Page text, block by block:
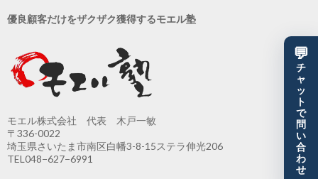
優良顧客だけをザクザク獲得するモエル塾
モエル株式会社 代表 木戸一敏
〒336-0022
埼玉県さいたま市南区白幡3-8-15ステラ伸光206
TEL048−627−6991
💬
チ
ャ
ッ
ト
で
問
い
合
わ
せ